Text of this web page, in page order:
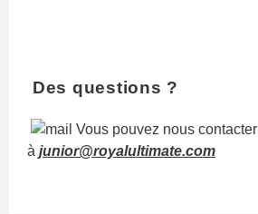
Des questions ?
Vous pouvez nous contacter
à junior@royalultimate.com